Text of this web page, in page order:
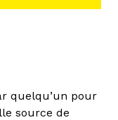
quelqu’un pour
source de